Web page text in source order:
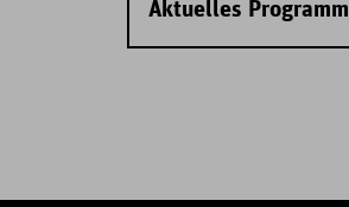
Aktuelles Programm